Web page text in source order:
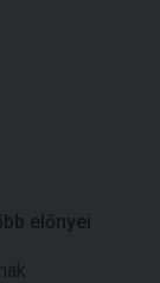
előnyei